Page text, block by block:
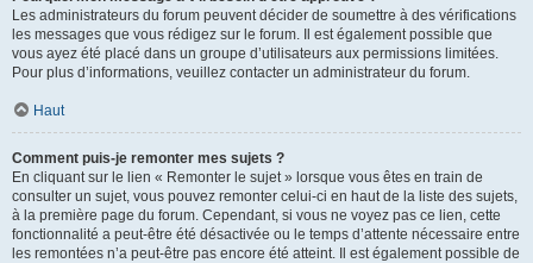
Les administrateurs du forum peuvent décider de soumettre à des vérifications
les messages que vous rédigez sur le forum. Il est également possible que
vous ayez été placé dans un groupe d’utilisateurs aux permissions limitées.
Pour plus d’informations, veuillez contacter un administrateur du forum.
Haut
Comment puis-je remonter mes sujets ?
En cliquant sur le lien « Remonter le sujet » lorsque vous êtes en train de
consulter un sujet, vous pouvez remonter celui-ci en haut de la liste des sujets,
à la première page du forum. Cependant, si vous ne voyez pas ce lien, cette
fonctionnalité a peut-être été désactivée ou le temps d’attente nécessaire entre
les remontées n’a peut-être pas encore été atteint. Il est également possible de